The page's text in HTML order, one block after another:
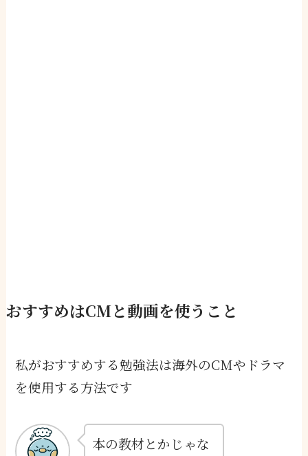
おすすめはCMと動画を使うこと
私がおすすめする勉強法は海外のCMやドラマ
を使用する方法です
本の教材とかじゃな